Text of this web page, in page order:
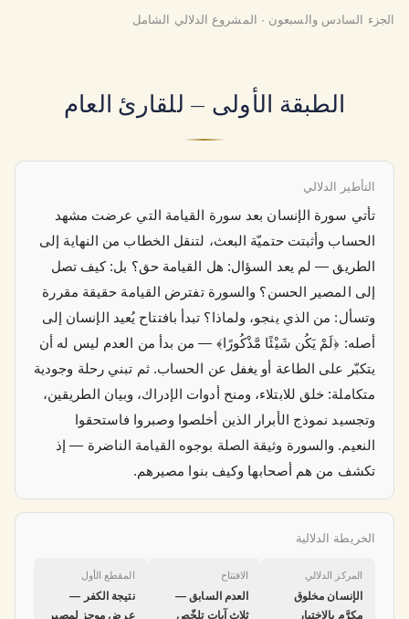
الجزء السادس والسبعون · المشروع الدلالي الشامل
الطبقة الأولى — للقارئ العام
التأطير الدلالي
تأتي سورة الإنسان بعد سورة القيامة التي عرضت مشهد
الحساب وأثبتت حتميّة البعث، لتنقل الخطاب من النهاية إلى
الطريق — لم يعد السؤال: هل القيامة حق؟ بل: كيف تصل
إلى المصير الحسن؟ والسورة تفترض القيامة حقيقة مقررة
وتسأل: من الذي ينجو، ولماذا؟ تبدأ بافتتاح يُعيد الإنسان إلى
أصله: ﴿لَمْ يَكُن شَيْئًا مَّذْكُورًا﴾ — من بدأ من العدم ليس له أن
يتكبّر على الطاعة أو يغفل عن الحساب. ثم تبني رحلة وجودية
متكاملة: خلق للابتلاء، ومنح أدوات الإدراك، وبيان الطريقين،
وتجسيد نموذج الأبرار الذين أخلصوا وصبروا فاستحقوا
النعيم. والسورة وثيقة الصلة بوجوه القيامة الناضرة — إذ
تكشف من هم أصحابها وكيف بنوا مصيرهم.
الخريطة الدلالية
المركز الدلالي
الإنسان مخلوق
مكرَّم بالاختيار
الافتتاح
العدم السابق —
ثلاث آيات تلخّص
المقطع الأول
نتيجة الكفر —
عرض موجز لمصير